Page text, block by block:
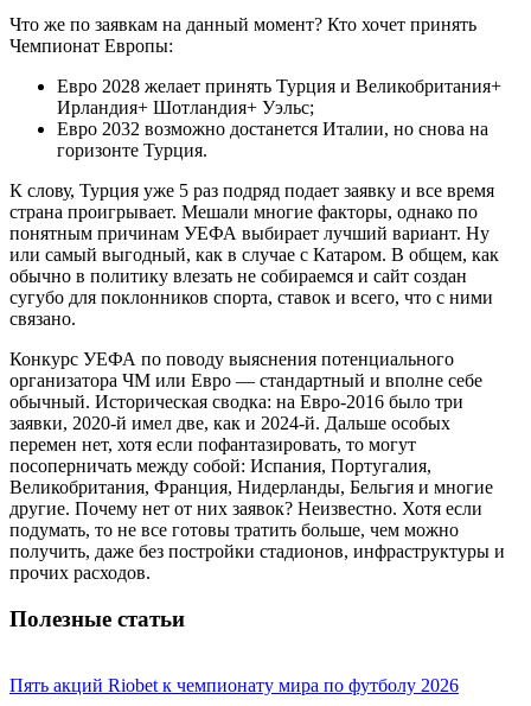
Что же по заявкам на данный момент? Кто хочет принять
Чемпионат Европы:
Евро 2028 желает принять Турция и Великобритания+
Ирландия+ Шотландия+ Уэльс;
Евро 2032 возможно достанется Италии, но снова на
горизонте Турция.
К слову, Турция уже 5 раз подряд подает заявку и все время
страна проигрывает. Мешали многие факторы, однако по
понятным причинам УЕФА выбирает лучший вариант. Ну
или самый выгодный, как в случае с Катаром. В общем, как
обычно в политику влезать не собираемся и сайт создан
сугубо для поклонников спорта, ставок и всего, что с ними
связано.
Конкурс УЕФА по поводу выяснения потенциального
организатора ЧМ или Евро — стандартный и вполне себе
обычный. Историческая сводка: на Евро-2016 было три
заявки, 2020-й имел две, как и 2024-й. Дальше особых
перемен нет, хотя если пофантазировать, то могут
посоперничать между собой: Испания, Португалия,
Великобритания, Франция, Нидерланды, Бельгия и многие
другие. Почему нет от них заявок? Неизвестно. Хотя если
подумать, то не все готовы тратить больше, чем можно
получить, даже без постройки стадионов, инфраструктуры и
прочих расходов.
Полезные статьи
Пять акций Riobet к чемпионату мира по футболу 2026